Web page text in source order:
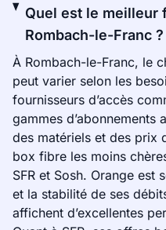
Quel est le meilleur
Rombach-le-Franc ?
À Rombach-le-Franc, le
peut varier selon les
fournisseurs d’accès
gammes d’abonnements
des matériels et des prix
box fibre les moins
SFR et Sosh. Orange est
et la stabilité de ses
affichent d’excellentes